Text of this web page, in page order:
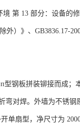
境 第 13 部分：设备
外）》、GB3836.17-
钢板拼装铆接而成；
弯对焊。外墙为不锈
单扇型，净尺寸为